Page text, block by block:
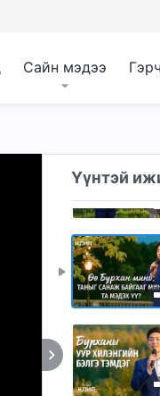
Сайн мэдээ
Үүнтэй